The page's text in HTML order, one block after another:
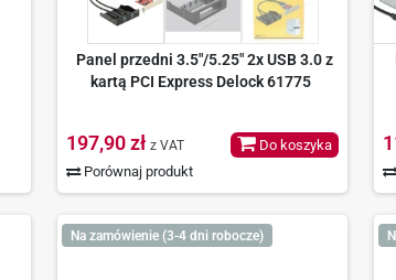
Panel przedni 3.5"/5.25" 2x USB 3.0 z
kartą PCI Express Delock 61775
197,90 zł z VAT
Porównaj produkt
Do koszyka
Na zamówienie (3-4 dni robocze)